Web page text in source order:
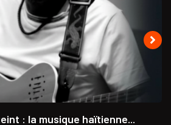
: la musique haïtienne...